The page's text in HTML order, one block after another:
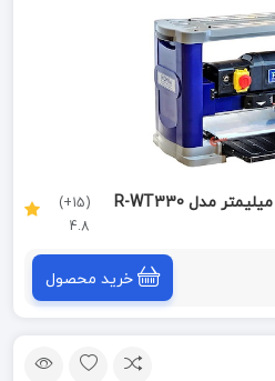
رنده و گنده گیر 1500 وات 33 میلیمتر مدل R-WT330
(15+)
4.8
خرید محصول